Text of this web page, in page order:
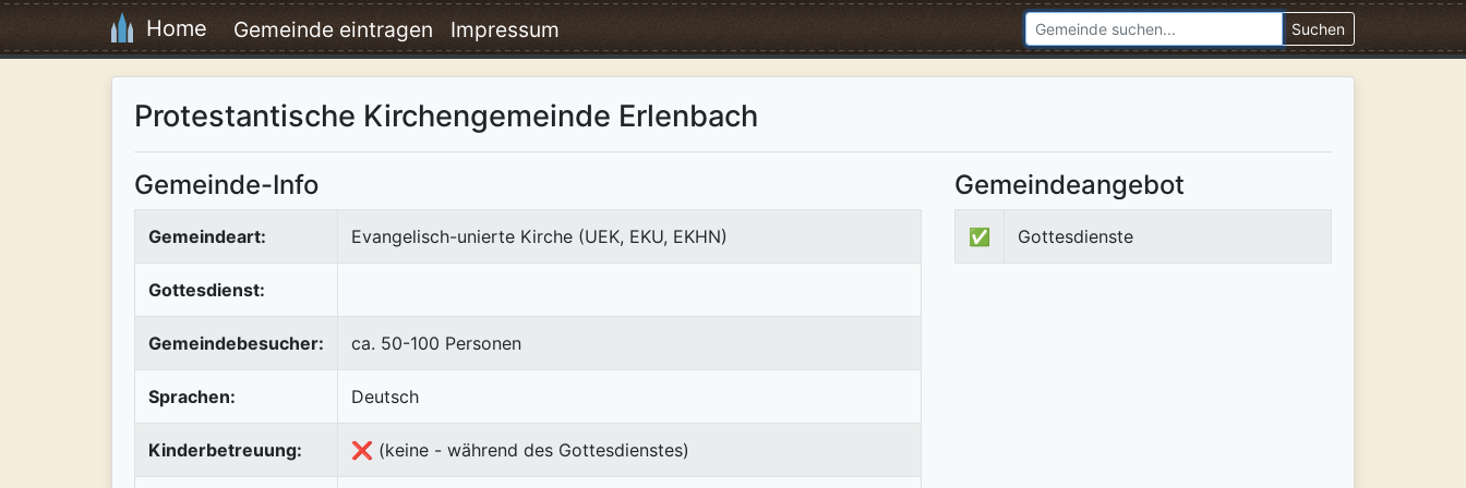
Home Gemeinde eintragen Impressum Suchen
Protestantische Kirchengemeinde Erlenbach
Gemeinde-Info
Gemeindeart: Evangelisch-unierte Kirche (UEK, EKU, EKHN)
Gottesdienst:
Gemeindebesucher: ca. 50-100 Personen
Sprachen: Deutsch
Kinderbetreuung: ❌ (keine - während des Gottesdienstes)
Gemeindeangebot
✅ Gottesdienste